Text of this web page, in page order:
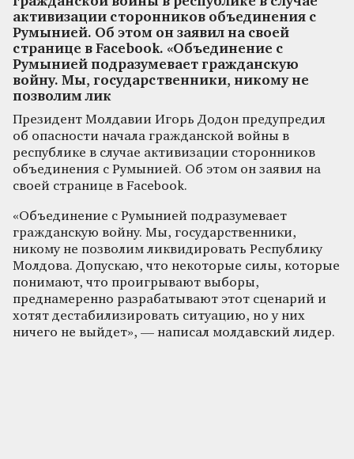
активизации сторонников объединения с
Румынией. Об этом он заявил на своей
странице в Facebook. «Объединение с
Румынией подразумевает гражданскую
войну. Мы, государственники, никому не
позволим лик
Президент Молдавии Игорь Додон предупредил
об опасности начала гражданской войны в
республике в случае активизации сторонников
объединения с Румынией. Об этом он заявил на
своей странице в Facebook.
«Объединение с Румынией подразумевает
гражданскую войну. Мы, государственники,
никому не позволим ликвидировать Республику
Молдова. Допускаю, что некоторые силы, которые
понимают, что проигрывают выборы,
преднамеренно разрабатывают этот сценарий и
хотят дестабилизировать ситуацию, но у них
ничего не выйдет», — написал молдавский лидер.